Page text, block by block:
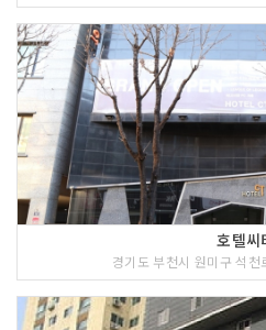
호텔씨
경기도 부천시 원미구 석